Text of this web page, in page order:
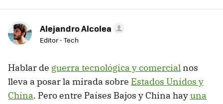
Alejandro Alcolea
Editor - Tech
Hablar de guerra tecnológica y comercial nos
lleva a posar la mirada sobre Estados Unidos y
China. Pero entre Países Bajos y China hayuna